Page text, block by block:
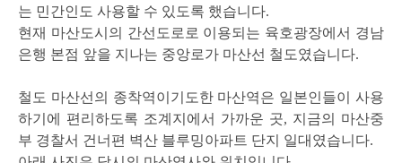
는 민간인도 사용할 수 있도록 했습니다.
현재 마산도시의 간선도로로 이용되는 육호광장에서 경남
은행 본점 앞을 지나는 중앙로가 마산선 철도였습니다.
철도 마산선의 종착역이기도한 마산역은 일본인들이 사용
하기에 편리하도록 조계지에서 가까운 곳, 지금의 마산중
부 경찰서 건너편 벽산 블루밍아파트 단지 일대였습니다.